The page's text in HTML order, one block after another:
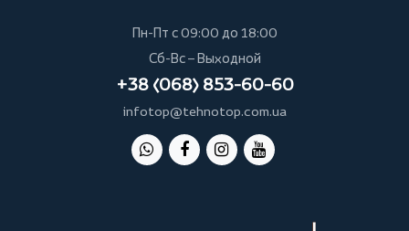
Пн-Пт с 09:00 до 18:00
Сб-Вс – Выходной
+38 (068) 853-60-60
infotop@tehnotop.com.ua